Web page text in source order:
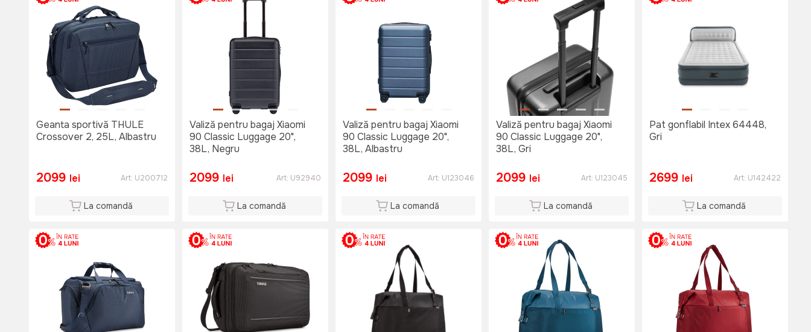
Geanta sportivă THULE
Crossover 2, 25L, Albastru
2099 lei Art: U200712
La comandă
Valiză pentru bagaj Xiaomi
90 Classic Luggage 20",
38L, Negru
2099 lei Art: U92940
La comandă
Valiză pentru bagaj Xiaomi
90 Classic Luggage 20",
38L, Albastru
2099 lei Art: U123046
La comandă
Valiză pentru bagaj Xiaomi
90 Classic Luggage 20",
38L, Gri
2099 lei Art: U123045
La comandă
Pat gonflabil Intex 64448,
Gri
2699 lei Art: U142422
La comandă